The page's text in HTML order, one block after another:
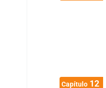
Capítulo12